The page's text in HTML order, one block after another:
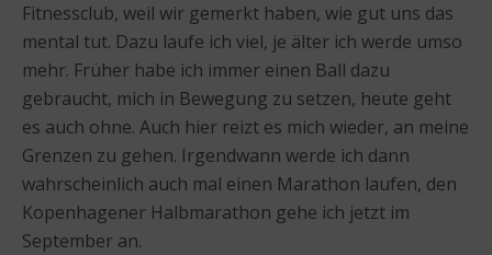
Fitnessclub, weil wir gemerkt haben, wie gut uns das
mental tut. Dazu laufe ich viel, je älter ich werde umso
mehr. Früher habe ich immer einen Ball dazu
gebraucht, mich in Bewegung zu setzen, heute geht
es auch ohne. Auch hier reizt es mich wieder, an meine
Grenzen zu gehen. Irgendwann werde ich dann
wahrscheinlich auch mal einen Marathon laufen, den
Kopenhagener Halbmarathon gehe ich jetzt im
September an.